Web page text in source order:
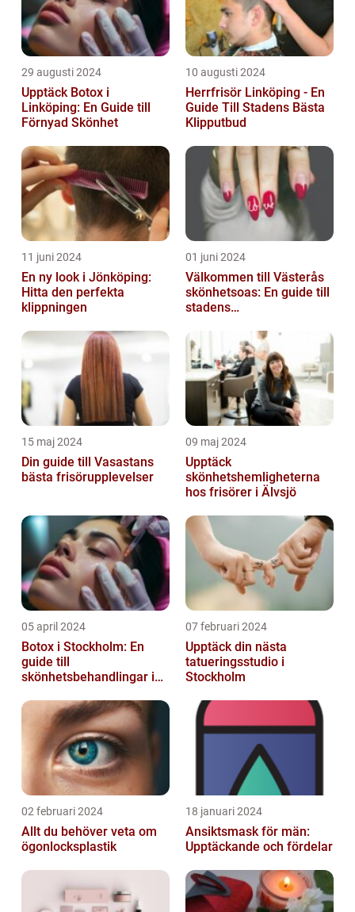
29 augusti 2024
Upptäck Botox i
Linköping: En Guide till
Förnyad Skönhet
10 augusti 2024
Herrfrisör Linköping - En
Guide Till Stadens Bästa
Klipputbud
11 juni 2024
En ny look i Jönköping:
Hitta den perfekta
klippningen
01 juni 2024
Välkommen till Västerås
skönhetsoas: En guide till
stadens
15 maj 2024
Din guide till Vasastans
bästa frisörupplevelser
09 maj 2024
Upptäck
skönhetshemligheterna
hos frisörer i Älvsjö
05 april 2024
Botox i Stockholm: En
guide till
skönhetsbehandlingar i
07 februari 2024
Upptäck din nästa
tatueringsstudio i
Stockholm
02 februari 2024
Allt du behöver veta om
ögonlocksplastik
18 januari 2024
Ansiktsmask för män:
Upptäckande och fördelar